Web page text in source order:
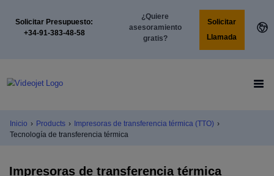
Solicitar Presupuesto:
+34-91-383-48-58
¿Quiere
asesoramiento
gratis?
Solicitar
Llamada
Inicio › Products › Impresoras de transferencia térmica (TTO) ›
Tecnología de transferencia térmica
Impresoras de transferencia térmica